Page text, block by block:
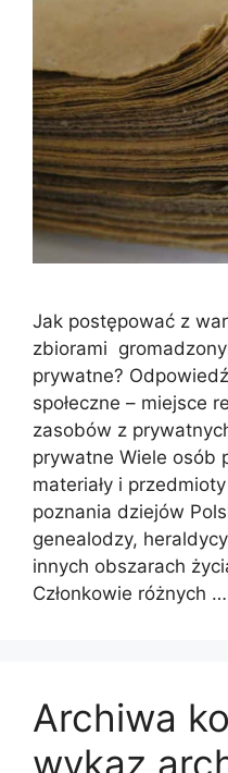
Jak postępować z
zbiorami
prywatne?
społeczne – miejsce
zasobów z
prywatne Wiele osób
materiały i
poznania dziejów
genealodzy,
innych obszarach
Członkowie różnych …
Archiwa
wykaz